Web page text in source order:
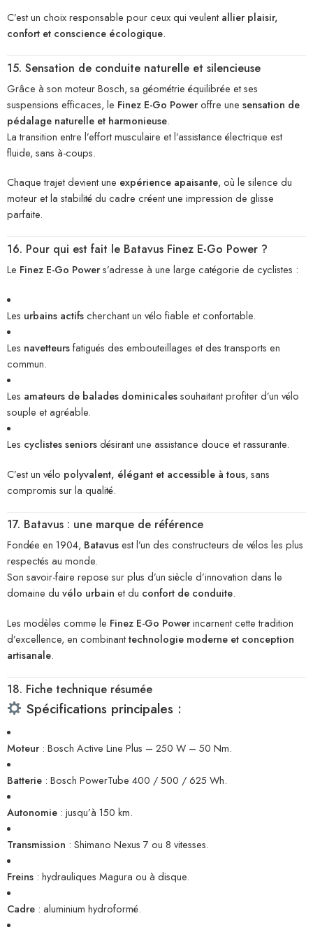
C’est un choix responsable pour ceux qui veulent allier plaisir,
confort et conscience écologique.
15. Sensation de conduite naturelle et silencieuse
Grâce à son moteur Bosch, sa géométrie équilibrée et ses
suspensions efficaces, le Finez E-Go Poweroffre une sensation de
pédalage naturelle et harmonieuse.
La transition entre l’effort musculaire et l’assistance électrique est
fluide, sans à-coups.
Chaque trajet devient une expérience apaisante, où le silence du
moteur et la stabilité du cadre créent une impression de glisse
parfaite.
16. Pour qui est fait le Batavus Finez E-Go Power ?
Le Finez E-Go Powers’adresse à une large catégorie de cyclistes :
Les urbains actifscherchant un vélo fiable et confortable.
Les navetteursfatigués des embouteillages et des transports en
commun.
Les amateurs de balades dominicalessouhaitant profiter d’un vélo
souple et agréable.
Les cyclistes seniorsdésirant une assistance douce et rassurante.
C’est un vélo polyvalent, élégant et accessible à tous, sans
compromis sur la qualité.
17. Batavus : une marque de référence
Fondée en 1904, Batavusest l’un des constructeurs de vélos les plus
respectés au monde.
Son savoir-faire repose sur plus d’un siècle d’innovation dans le
domaine du vélo urbain et du confort de conduite.
Les modèles comme le Finez E-Go Powerincarnent cette tradition
d’excellence, en combinanttechnologie moderne et conception
artisanale.
18. Fiche technique résumée
Spécifications principales :
Moteur: Bosch Active Line Plus – 250 W – 50 Nm.
Batterie : Bosch PowerTube 400 / 500 / 625 Wh.
Autonomie : jusqu’à 150 km.
Transmission : Shimano Nexus 7 ou 8 vitesses.
Freins : hydrauliques Magura ou à disque.
Cadre : aluminium hydroformé.